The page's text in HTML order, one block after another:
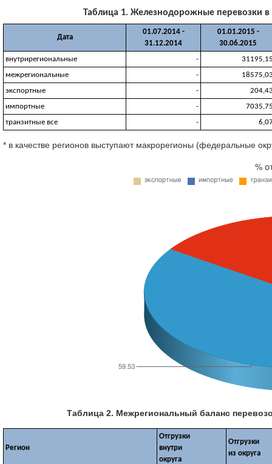
Таблица 1. Железнодорожные перевозки в
Дата
01.07.2014 -
31.12.2014
01.01.2015 -
30.06.2015
внутрирегиональные
-
межрегиональные
-
экспортные
-
импортные
-
транзитные все
-
* в качестве регионов выступают макрорегионы (федеральные
Таблица 2. Межрегиональный баланс
Регион
Отгрузки
внутри
округа
Отгрузки
из округа